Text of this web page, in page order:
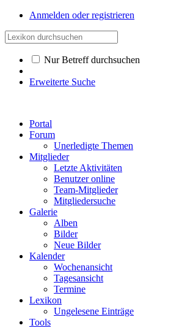
Anmelden oder registrieren
Nur Betreff durchsuchen
Erweiterte Suche
Portal
Forum
Unerledigte Themen
Mitglieder
Letzte Aktivitäten
Benutzer online
Team-Mitglieder
Mitgliedersuche
Galerie
Alben
Bilder
Neue Bilder
Kalender
Wochenansicht
Tagesansicht
Termine
Lexikon
Ungelesene Einträge
Tools